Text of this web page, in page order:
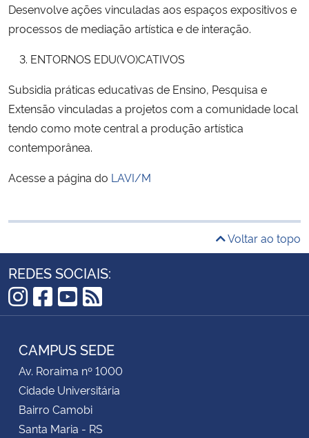
Desenvolve ações vinculadas aos espaços expositivos e
processos de mediação artística e de interação.
ENTORNOS EDU(VO)CATIVOS
Subsidia práticas educativas de Ensino, Pesquisa e
Extensão vinculadas a projetos com a comunidade local
tendo como mote central a produção artística
contemporânea.
Acesse a página do LAVI/M
Voltar ao topo
REDES SOCIAIS:
Instagram
Facebook
YouTube
RSS
CAMPUS SEDE
Av. Roraima nº 1000
Cidade Universitária
Bairro Camobi
Santa Maria - RS